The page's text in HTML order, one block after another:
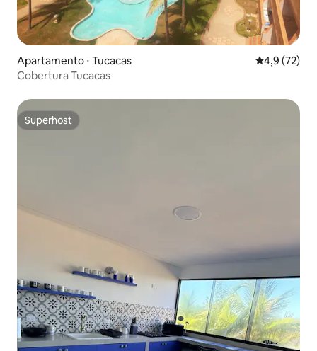
Apartamento ⋅ Tucacas 4,9 de uma
4,9 (72)
Cobertura Tucacas
Superhost
Superhost